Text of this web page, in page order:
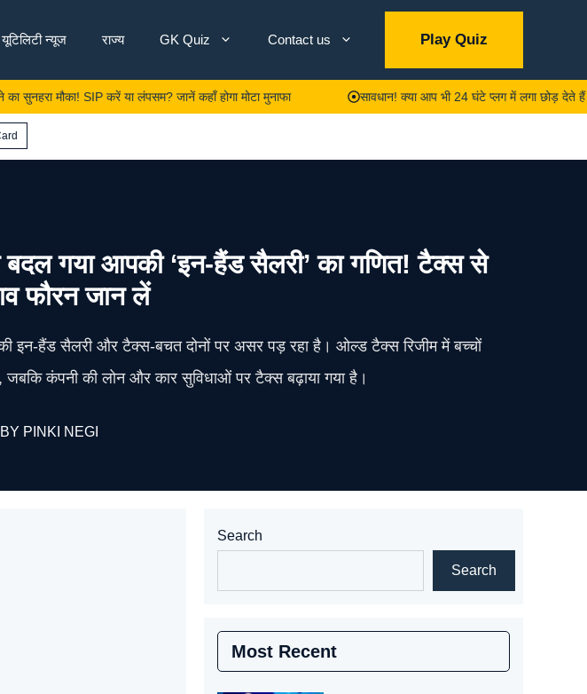
यूटिलिटी न्यूज राज्य GK Quiz Contact us Play Quiz
मौका! SIP करें या लंपसम? जानें कहाँ होगा मोटा मुनाफा सावधान! क्या आप भी 24 घंटे प्लग में लगा छोड़ देते हैं चार्जर?
गया आपकी ‘इन-हैंड सैलरी’ का गणित! टैक्स से
फौरन जान लें
सैलरी और टैक्स‑बचत दोनों पर असर पड़ रहा है। ओल्ड टैक्स रिजीम में बच्चों
कंपनी की लोन और कार सुविधाओं पर टैक्स बढ़ाया गया है।
BY PINKI NEGI
Search
Search
Most Recent